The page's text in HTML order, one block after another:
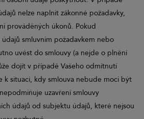
nelze naplnit zákonné požadavky,
prováděných úkonů. Pokud
smluvním požadavkem nebo
uvést do smlouvy (a nejde o plnění
dojít v případě Vašeho odmítnutí
k situaci, kdy smlouva nebude moci být
uzavření smlouvy
údajů od subjektu údajů, které nejsou